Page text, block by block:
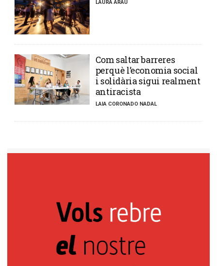
LAURA ARAU
​Com saltar barreres
perquè l’economia social
i solidària sigui realment
antiracista
LAIA CORONADO NADAL